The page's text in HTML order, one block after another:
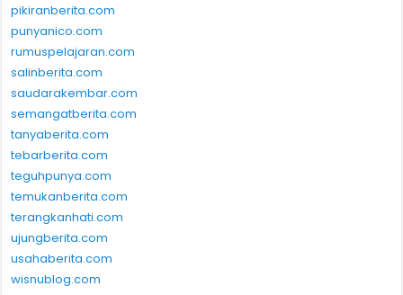
pikiranberita.com
punyanico.com
rumuspelajaran.com
salinberita.com
saudarakembar.com
semangatberita.com
tanyaberita.com
tebarberita.com
teguhpunya.com
temukanberita.com
terangkanhati.com
ujungberita.com
usahaberita.com
wisnublog.com